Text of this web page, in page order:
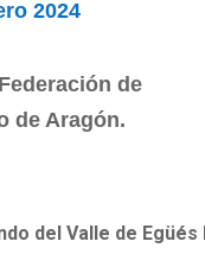
2024
Federación de
de Aragón.
del Valle de